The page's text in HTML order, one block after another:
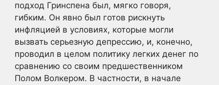
подход Гринспена был, мягко говоря,
гибким. Он явно был готов рискнуть
инфляцией в условиях, которые могли
вызвать серьезную депрессию, и, конечно,
проводил в целом политику легких денег по
сравнению со своим предшественником
Полом Волкером. В частности, в начале